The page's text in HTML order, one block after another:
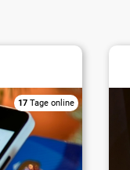
17 Tage online